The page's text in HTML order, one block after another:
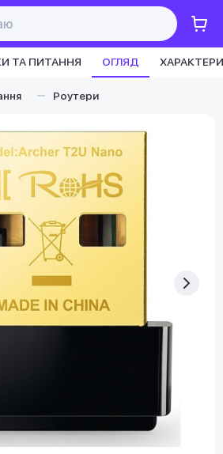
ТА ПИТАННЯ ОГЛЯД
Роутери